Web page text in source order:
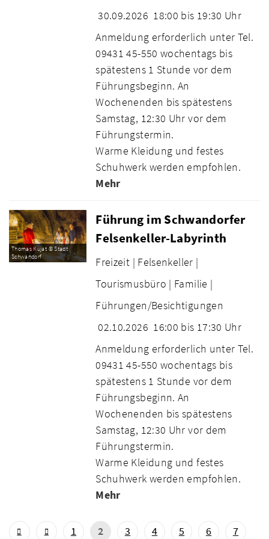
30.09.2026 18:00 bis 19:30 Uhr
Anmeldung erforderlich unter Tel.
09431 45-550 wochentags bis
spätestens 1 Stunde vor dem
Führungsbeginn. An
Wochenenden bis spätestens
Samstag, 12:30 Uhr vor dem
Führungstermin.
Warme Kleidung und festes
Schuhwerk werden empfohlen.
Mehr
Thomas Kujat © Stadt
Schwandorf
Führung im Schwandorfer
Felsenkeller-Labyrinth
Freizeit | Felsenkeller |
Tourismusbüro | Familie |
Führungen/Besichtigungen
02.10.2026 16:00 bis 17:30 Uhr
Anmeldung erforderlich unter Tel.
09431 45-550 wochentags bis
spätestens 1 Stunde vor dem
Führungsbeginn. An
Wochenenden bis spätestens
Samstag, 12:30 Uhr vor dem
Führungstermin.
Warme Kleidung und festes
Schuhwerk werden empfohlen.
Mehr
1 2 3 4 5 6 7